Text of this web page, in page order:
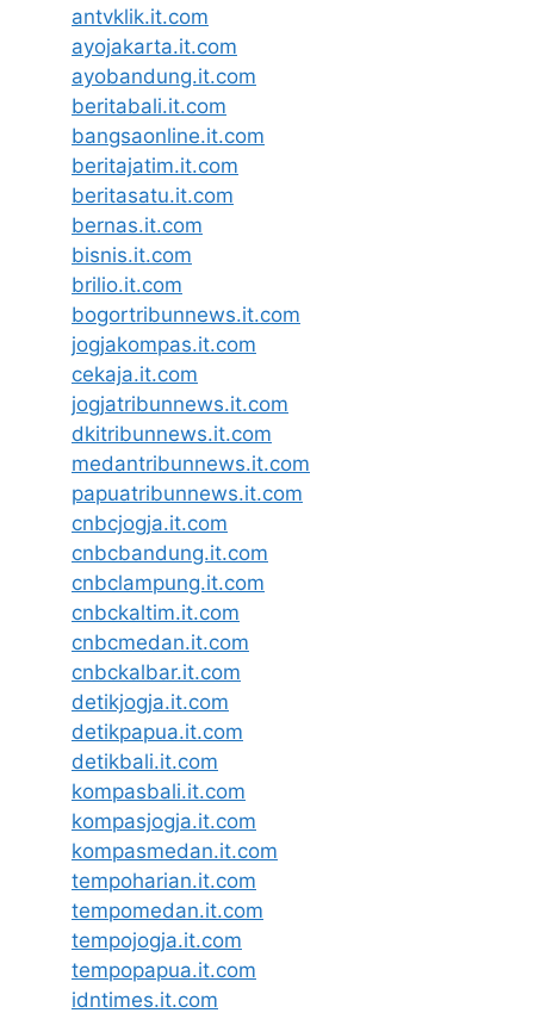
antvklik.it.com
ayojakarta.it.com
ayobandung.it.com
beritabali.it.com
bangsaonline.it.com
beritajatim.it.com
beritasatu.it.com
bernas.it.com
bisnis.it.com
brilio.it.com
bogortribunnews.it.com
jogjakompas.it.com
cekaja.it.com
jogjatribunnews.it.com
dkitribunnews.it.com
medantribunnews.it.com
papuatribunnews.it.com
cnbcjogja.it.com
cnbcbandung.it.com
cnbclampung.it.com
cnbckaltim.it.com
cnbcmedan.it.com
cnbckalbar.it.com
detikjogja.it.com
detikpapua.it.com
detikbali.it.com
kompasbali.it.com
kompasjogja.it.com
kompasmedan.it.com
tempoharian.it.com
tempomedan.it.com
tempojogja.it.com
tempopapua.it.com
idntimes.it.com